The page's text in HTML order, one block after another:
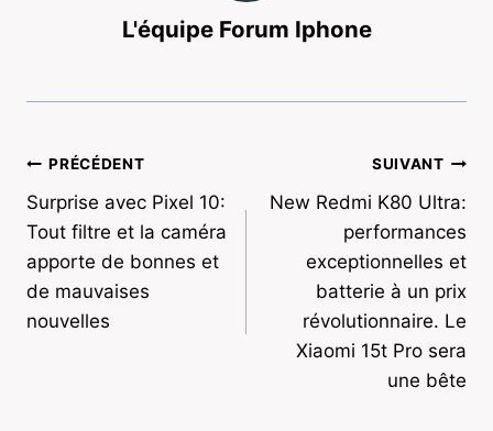
L'équipe Forum Iphone
Navigation
de
l’article
PRÉCÉDENT
Surprise avec Pixel 10:
Tout filtre et la caméra
apporte de bonnes et
de mauvaises
nouvelles
SUIVANT
New Redmi K80 Ultra:
performances
exceptionnelles et
batterie à un prix
révolutionnaire. Le
Xiaomi 15t Pro sera
une bête